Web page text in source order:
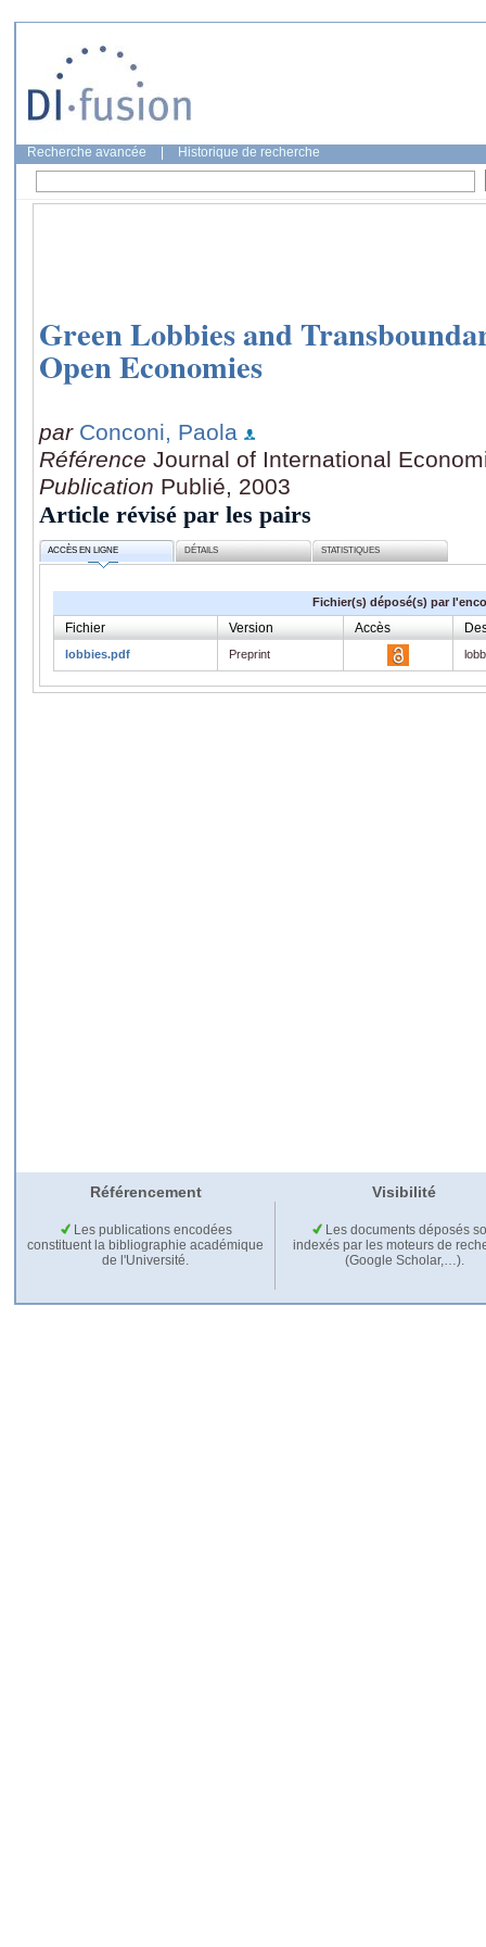
Recherche avancée Historique de recherche
Green Lobbies and
Open Economies
par Conconi, Paola
Référence Journal of International
Publication Publié, 2003
Article révisé par les pairs
ACCÈS EN LIGNE DÉTAILS STATISTIQUES
Fichier(s) déposé(s) par
Fichier Version Accès
lobbies.pdf Preprint
Référencement Visibilité
Les publications encodées
constituent la bibliographie académique
de l'Université.
Les documents déposés
indexés par les moteurs de
(Google Scholar,…).